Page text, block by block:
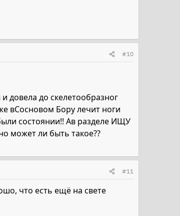
#10
довела до скелетообразног
вСосновом Бору лечит ноги
состоянии!! Ав разделе ИЩУ
может ли быть такое??
#11
что есть ещё на свете